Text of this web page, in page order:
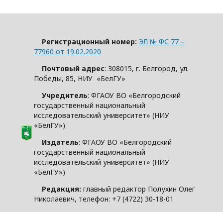
Регистрационный номер: ЭЛ № ФС 77 –
77960 от 19.02.2020
Почтовый адрес: 308015, г. Белгород, ул.
Победы, 85, НИУ «БелГУ»
Учредитель: ФГАОУ ВО «Белгородский
государственный национальный
исследовательский университет» (НИУ
«БелГУ»)
Издатель: ФГАОУ ВО «Белгородский
государственный национальный
исследовательский университет» (НИУ
«БелГУ»)
Редакция: главный редактор Полухин Олег
Николаевич, телефон: +7 (4722) 30-18-01